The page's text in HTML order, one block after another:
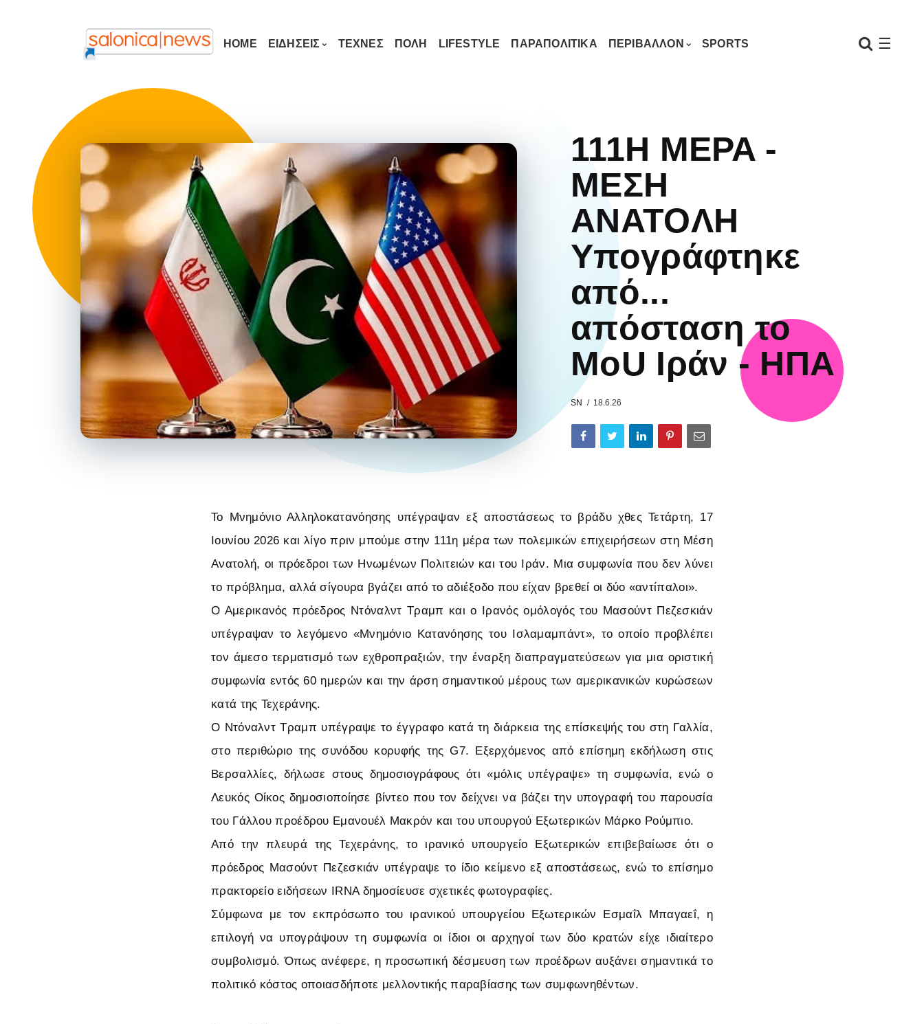
☰
HOME ΕΙΔΗΣΕΙΣ ΤΕΧΝΕΣ ΠΟΛΗ LIFESTYLE ΠΑΡΑΠΟΛΙΤΙΚΑ ΠΕΡΙΒΑΛΛΟΝ SPORTS
111H MEPA -
MEΣH
ANATOΛH
Yπογράφτηκε
από...
απόσταση το
MoU Ιράν - ΗΠΑ
SN 18.6.26
Το Μνημόνιο Αλληλοκατανόησης υπέγραψαν εξ αποστάσεως το βράδυ χθες Τετάρτη, 17
Ιουνίου 2026 και λίγο πριν μπούμε στην 111η μέρα των πολεμικών επιχειρήσεων στη Μέση
Ανατολή, οι πρόεδροι των Ηνωμένων Πολιτειών και του Ιράν. Μια συμφωνία που δεν λύνει
το πρόβλημα, αλλά σίγουρα βγάζει από το αδιέξοδο που είχαν βρεθεί οι δύο «αντίπαλοι».
Ο Αμερικανός πρόεδρος Ντόναλντ Τραμπ και ο Ιρανός ομόλογός του Μασούντ Πεζεσκιάν
υπέγραψαν το λεγόμενο «Μνημόνιο Κατανόησης του Ισλαμαμπάντ», το οποίο προβλέπει
τον άμεσο τερματισμό των εχθροπραξιών, την έναρξη διαπραγματεύσεων για μια οριστική
συμφωνία εντός 60 ημερών και την άρση σημαντικού μέρους των αμερικανικών κυρώσεων
κατά της Τεχεράνης.
Ο Ντόναλντ Τραμπ υπέγραψε το έγγραφο κατά τη διάρκεια της επίσκεψής του στη Γαλλία,
στο περιθώριο της συνόδου κορυφής της G7. Εξερχόμενος από επίσημη εκδήλωση στις
Βερσαλλίες, δήλωσε στους δημοσιογράφους ότι «μόλις υπέγραψε» τη συμφωνία, ενώ ο
Λευκός Οίκος δημοσιοποίησε βίντεο που τον δείχνει να βάζει την υπογραφή του παρουσία
του Γάλλου προέδρου Εμανουέλ Μακρόν και του υπουργού Εξωτερικών Μάρκο Ρούμπιο.
Από την πλευρά της Τεχεράνης, το ιρανικό υπουργείο Εξωτερικών επιβεβαίωσε ότι ο
πρόεδρος Μασούντ Πεζεσκιάν υπέγραψε το ίδιο κείμενο εξ αποστάσεως, ενώ το επίσημο
πρακτορείο ειδήσεων IRNA δημοσίευσε σχετικές φωτογραφίες.
Σύμφωνα με τον εκπρόσωπο του ιρανικού υπουργείου Εξωτερικών Εσμαΐλ Μπαγαεΐ, η
επιλογή να υπογράψουν τη συμφωνία οι ίδιοι οι αρχηγοί των δύο κρατών είχε ιδιαίτερο
συμβολισμό. Όπως ανέφερε, η προσωπική δέσμευση των προέδρων αυξάνει σημαντικά το
πολιτικό κόστος οποιασδήποτε μελλοντικής παραβίασης των συμφωνηθέντων.